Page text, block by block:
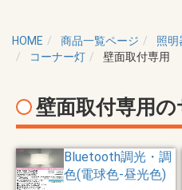
HOME 商品一覧ページ 照明
コーナー灯
壁面取付専用
壁面取付専用
Bluetooth調光・調
色(電球色-昼光色)